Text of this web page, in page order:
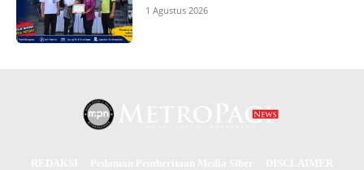
1 Agustus 2026